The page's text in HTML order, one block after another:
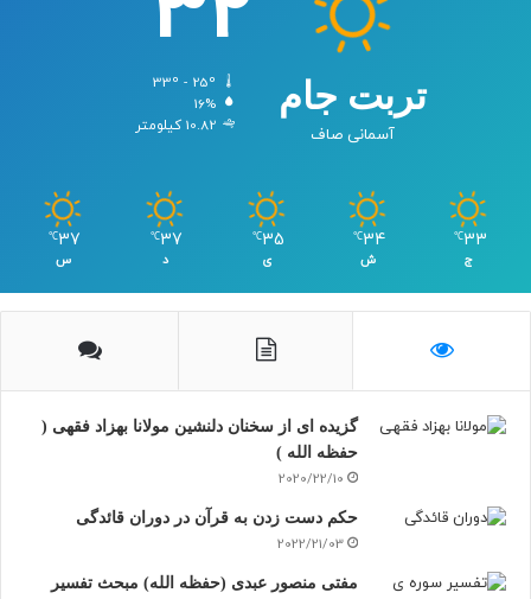
تربت جام
آسمانی صاف
16%
10.82 کیلومتر
33
℃
ج
34
℃
ش
35
℃
ی
37
℃
د
37
℃
س
گزیده ای از سخنان دلنشین مولانا بهزاد فقهی (
حفظه الله )
2020/22/10
حکم دست زدن به قرآن در دوران قائدگی
2022/21/03
مفتی منصور عبدی (حفظه الله) مبحث تفسیر